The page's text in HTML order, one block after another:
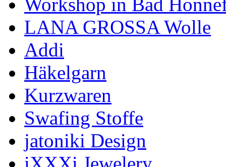
LANA GROSSA Wolle
Addi
Häkelgarn
Kurzwaren
Swafing Stoffe
jatoniki Design